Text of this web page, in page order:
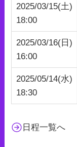
2025/03/15(土)
18:00
2025/03/16(日)
16:00
2025/05/14(水)
18:30
日程一覧へ